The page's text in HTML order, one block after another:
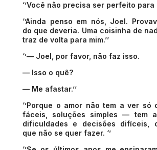
‘’Você não precisa ser perfeito para
‘’Ainda penso em nós, Joel.
do que deveria. Uma coisinha de
traz de volta para mim.’’
‘’— Joel, por favor, não faz isso.
— Isso o quê?
— Me afastar.’’
‘’Porque o amor não tem a ver só
fáceis, soluções simples — tem
dificuldades e decisões difíceis,
que não se quer fazer. ‘’